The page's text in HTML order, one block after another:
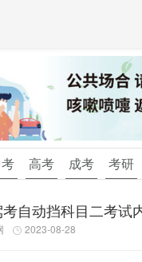
高考 成考 考研
自动挡科目二考试
2023-08-28